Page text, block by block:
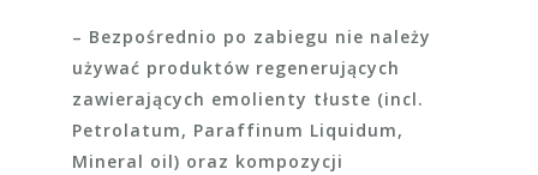
– Bezpośrednio po zabiegu nie należy
używać produktów regenerujących
zawierających emolienty tłuste (incl.
Petrolatum, Paraffinum Liquidum,
Mineral oil) oraz kompozycji